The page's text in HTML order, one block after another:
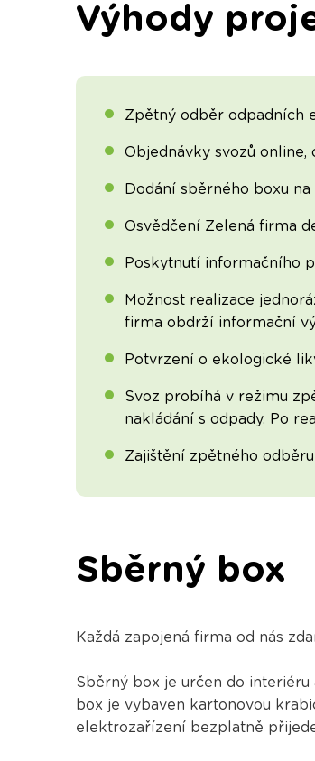
Výhody
Zpětný odběr odpadních
Objednávky svozů
Dodání sběrného boxu
Osvědčení Zelená firma
Poskytnutí informačního
Možnost realizace
firma obdrží informační
Potvrzení o ekologické
Svoz probíhá v režimu
nakládání s odpady. Po
Zajištění zpětného
Sběrný box
Každá zapojená firma od nás
Sběrný box je určen do
box je vybaven kartonovou
elektrozařízení bezplatně